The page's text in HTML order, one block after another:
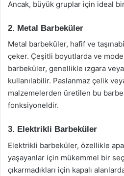
Ancak, büyük gruplar için ideal
2. Metal Barbeküler
Metal barbeküler, hafif ve
çeker. Çeşitli boyutlarda ve
barbeküler, genellikle ızgara
kullanılabilir. Paslanmaz çelik
malzemelerden üretilen bu
fonksiyoneldir.
3. Elektrikli Barbeküler
Elektrikli barbeküler, özellikle
yaşayanlar için mükemmel bir
çıkarmadıkları için kapalı